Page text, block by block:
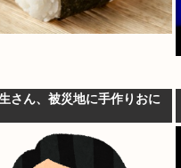
さん、被災地に手作りおに